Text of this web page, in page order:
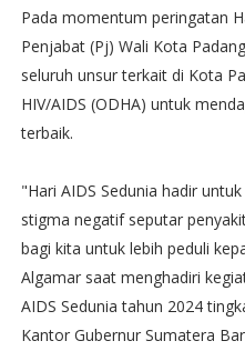
Pada momentum peringatan
Penjabat (Pj) Wali Kota
seluruh unsur terkait di Kota
HIV/AIDS (ODHA) untuk
terbaik.
"Hari AIDS Sedunia hadir
stigma negatif seputar
bagi kita untuk lebih peduli
Algamar saat menghadiri
AIDS Sedunia tahun 2024
Kantor Gubernur Sumatera